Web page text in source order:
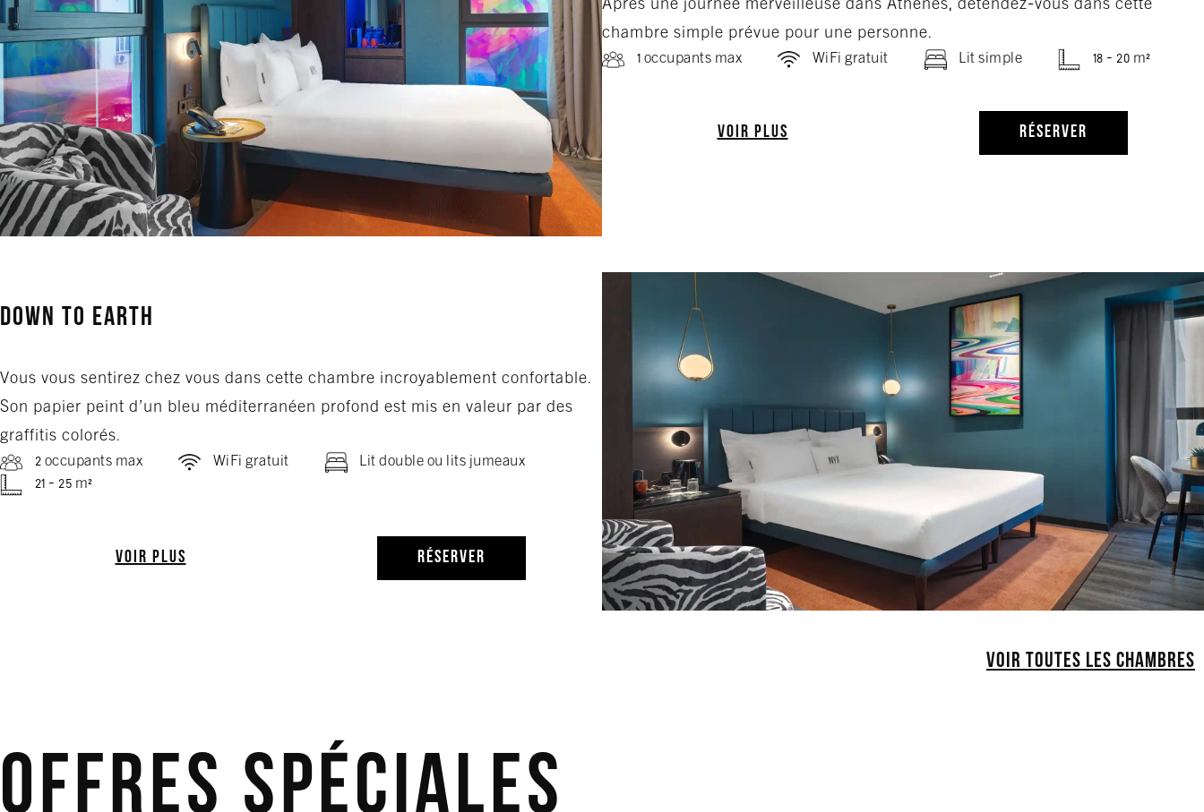
Après une journée merveilleuse dans Athènes, détendez-vous dans cette
chambre simple prévue pour une personne.
1 occupants max WiFi gratuit Lit simple 18 - 20 m²
VOIR PLUS RÉSERVER
Down to Earth
Vous vous sentirez chez vous dans cette chambre incroyablement confortable.
Son papier peint d’un bleu méditerranéen profond est mis en valeur par des
graffitis colorés.
2 occupants max WiFi gratuit
Lit double ou lits jumeaux
21 - 25 m²
VOIR PLUS RÉSERVER
VOIR TOUTES LES CHAMBRES
Offres Spéciales